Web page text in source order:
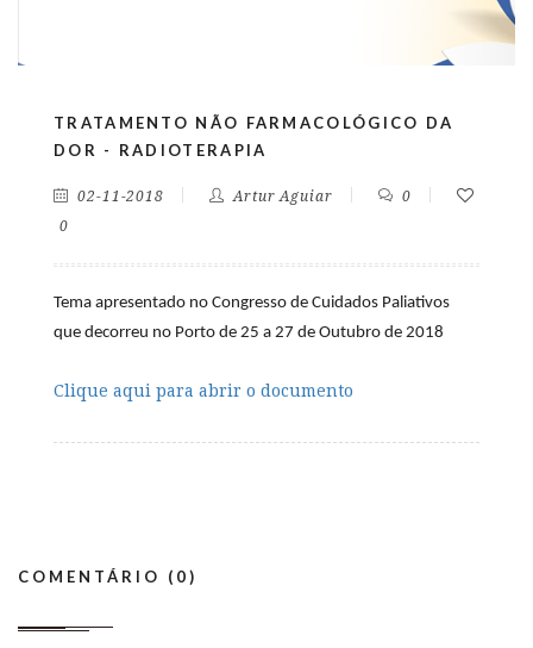
TRATAMENTO NÃO FARMACOLÓGICO DA
DOR - RADIOTERAPIA
02-11-2018 Artur Aguiar
0
0
Tema apresentado no Congresso de Cuidados Paliativos
que decorreu no Porto de 25 a 27 de Outubro de 2018
Clique aqui para abrir o documento
COMENTÁRIO (0)